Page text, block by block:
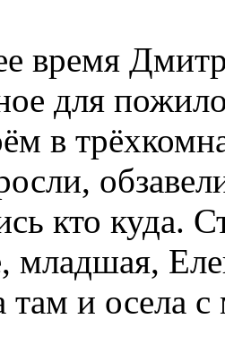
время
для
в
кто куда.
младшая,
там и